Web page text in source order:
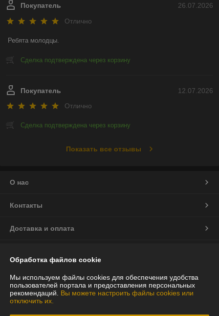
26.07.2026
Покупатель
Отлично
Ребята молодцы.
Сделка подтверждена через корзину
12.07.2026
Покупатель
Отлично
Сделка подтверждена через корзину
Показать все отзывы
О нас
Контакты
Доставка и оплата
Полная версия сайта
Политика обработки cookies
Обработка файлов cookie
Мы используем файлы cookies для обеспечения удобства
пользователей портала и предоставления персональных
рекомендаций. Вы можете настроить файлы cookies или
отключить их.